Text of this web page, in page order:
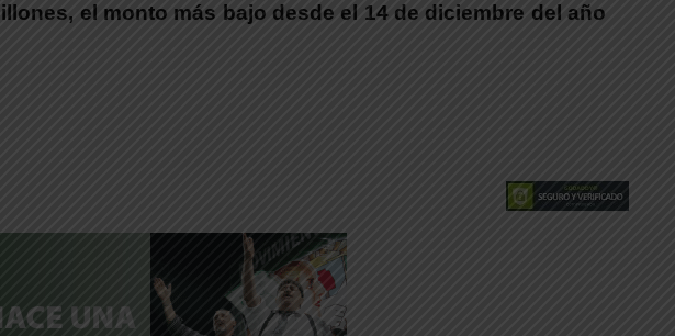
el monto más bajo desde el 14 de diciembre del año